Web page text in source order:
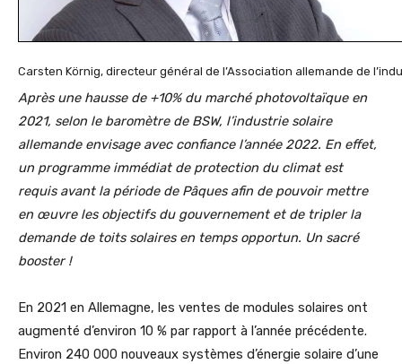
Carsten Körnig, directeur général de l’Association allemande de
Après une hausse de +10% du marché photovoltaïque en
2021, selon le baromètre de BSW, l’industrie solaire
allemande envisage avec confiance l’année 2022. En effet,
un programme immédiat de protection du climat est
requis avant la période de Pâques afin de pouvoir mettre
en œuvre les objectifs du gouvernement et de tripler la
demande de toits solaires en temps opportun. Un sacré
booster !
En 2021 en Allemagne, les ventes de modules solaires ont
augmenté d’environ 10 % par rapport à l’année précédente.
Environ 240 000 nouveaux systèmes d’énergie solaire d’une